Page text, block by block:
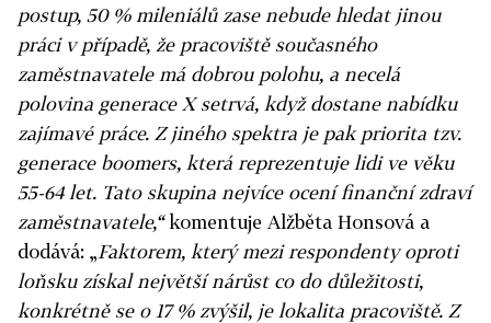
postup, 50 % mileniálů zase nebude hledat jinou
práci v případě, že pracoviště současného
zaměstnavatele má dobrou polohu, a necelá
polovina generace X setrvá, když dostane nabídku
zajímavé práce. Z jiného spektra je pak priorita tzv.
generace boomers, která reprezentuje lidi ve věku
55-64 let. Tato skupina nejvíce ocení finanční zdraví
zaměstnavatele,“komentuje Alžběta Honsová a
dodává: „Faktorem, který mezi respondenty oproti
loňsku získal největší nárůst co do důležitosti,
konkrétně se o 17 % zvýšil, je lokalita pracoviště. Z